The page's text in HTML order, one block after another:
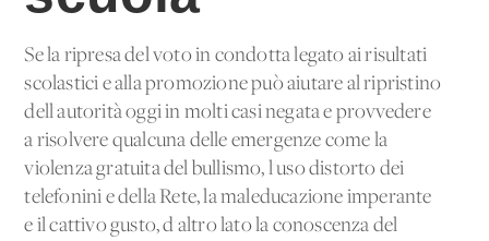
Se la ripresa del voto in condotta legato ai risultati
scolastici e alla promozione può aiutare al ripristino
dell'autorità oggi in molti casi negata e provvedere
a risolvere qualcuna delle emergenze come la
violenza gratuita del bullismo, l'uso distorto dei
telefonini e della Rete, la maleducazione imperante
e il cattivo gusto, d'altro lato la conoscenza del